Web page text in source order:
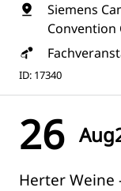
Siemens
Convention
ID: 17340
26 Aug
Herter Weine